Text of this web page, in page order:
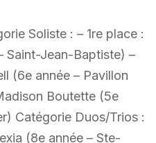
Soliste : – 1re place :
Saint-Jean-Baptiste) –
(6e année – Pavillon
Boutette (5e
Catégorie Duos/Trios :
(8e année – Ste-